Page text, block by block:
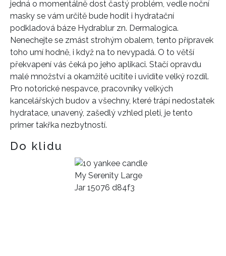
jedná o momentálně dost častý problém, vedle noční
masky se vám určitě bude hodit i hydratační
podkladová báze Hydrablur zn. Dermalogica.
Nenechejte se zmást strohým obalem, tento přípravek
toho umí hodně, i když na to nevypadá. O to větší
překvapení vás čeká po jeho aplikaci. Stačí opravdu
malé množství a okamžitě ucítíte i uvidíte velký rozdíl.
Pro notorické nespavce, pracovníky velkých
kancelářských budov a všechny, které trápí nedostatek
hydratace, unavený, zašedlý vzhled pleti, je tento
primer takřka nezbytností.
Do klidu